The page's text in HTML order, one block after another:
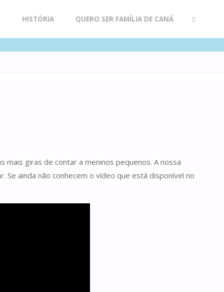
HISTÓRIA QUERO SER FAMÍLIA DE CANÁ
mais giras de contar a meninos pequenos. A nossa
Se ainda não conhecem o vídeo que está disponível no